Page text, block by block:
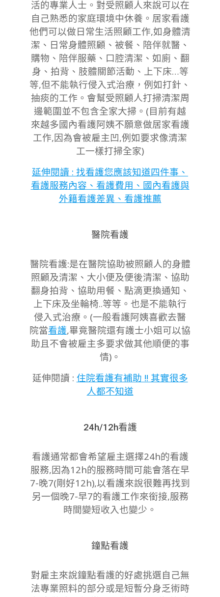
活的專業人士。對受照顧人來說可以在
自己熟悉的家庭環境中休養。居家看護
他們可以做日常生活照顧工作,如身體清
潔、日常身體照顧、被餐、陪伴就醫、
購物、陪伴服藥、口腔清潔、如廁、翻
身、拍背、肢體關節活動、上下床…等
等,但不能執行侵入式治療，例如打針、
抽痰的工作。會幫受照顧人打掃清潔周
邊範圍並不包含全家大掃。(目前有越
來越多國內看護阿姨不願意做居家看護
工作,因為會被雇主凹,例如要求像清潔
工一樣打掃全家)
延伸閱讀 : 找看護您應該知道四件事、
看護服務內容、看護費用、國內看護與
外籍看護差異、看護推薦
醫院看護
醫院看護:是在醫院協助被照顧人的身體
照顧及清潔、大小便及便後清潔、協助
翻身拍背、協助用餐、點滴更換通知、
上下床及坐輪椅..等等。也是不能執行
侵入式治療。(一般看護阿姨喜歡去醫
院當看護,畢竟醫院還有護士小姐可以協
助且不會被雇主多要求做其他順便的事
情)。
延伸閱讀 : 住院看護有補助 !! 其實很多
人都不知道
24h/12h看護
看護通常都會希望雇主選擇24h的看護
服務,因為12h的服務時間可能會落在早
7-晚7(剛好12h),以看護來說很難再找到
另一個晚7-早7的看護工作來銜接,服務
時間變短收入也變少。
鐘點看護
對雇主來說鐘點看護的好處挑選自己無
法專業照料的部分或是短暫分身乏術時